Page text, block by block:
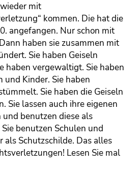
mit
kommen. Die hat die
angefangen. Nur schon mit
haben sie zusammen mit
Sie haben Geiseln
haben vergewaltigt. Sie haben
und Kinder. Sie haben
Sie haben die Geiseln
Sie lassen auch ihre eigenen
benutzen diese als
benutzen Schulen und
als Schutzschilde. Das alles
Lesen Sie mal